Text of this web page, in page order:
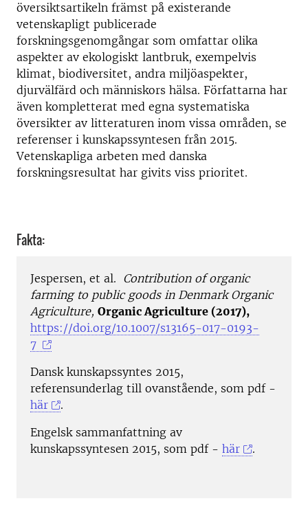
översiktsartikeln främst på existerande
vetenskapligt publicerade
forskningsgenomgångar som omfattar olika
aspekter av ekologiskt lantbruk, exempelvis
klimat, biodiversitet, andra miljöaspekter,
djurvälfärd och människors hälsa. Författarna har
även kompletterat med egna systematiska
översikter av litteraturen inom vissa områden, se
referenser i kunskapssyntesen från 2015.
Vetenskapliga arbeten med danska
forskningsresultat har givits viss prioritet.
Fakta:
Jespersen, et al. Contribution of organic
farming to public goods in Denmark Organic
Agriculture, Organic Agriculture (2017),
https://doi.org/10.1007/s13165-017-0193-
7
Dansk kunskapssyntes 2015,
referensunderlag till ovanstående, som pdf -
här
.
Engelsk sammanfattning av
kunskapssyntesen 2015, som pdf - här .